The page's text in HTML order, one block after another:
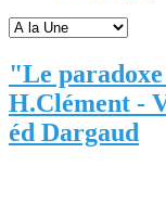
"Le
H.Clément -
éd Dargaud